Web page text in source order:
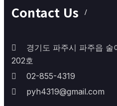
Contact Us
경기도 파주시 파주읍 술
202호
02-855-4319
pyh4319@gmail.com